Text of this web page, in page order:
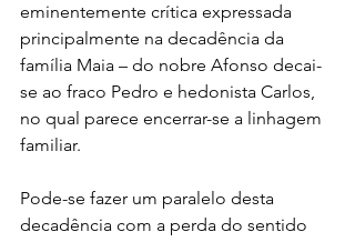
eminentemente crítica expressada
principalmente na decadência da
família Maia – do nobre Afonso decai-
se ao fraco Pedro e hedonista Carlos,
no qual parece encerrar-se a linhagem
familiar.
Pode-se fazer um paralelo desta
decadência com a perda do sentido